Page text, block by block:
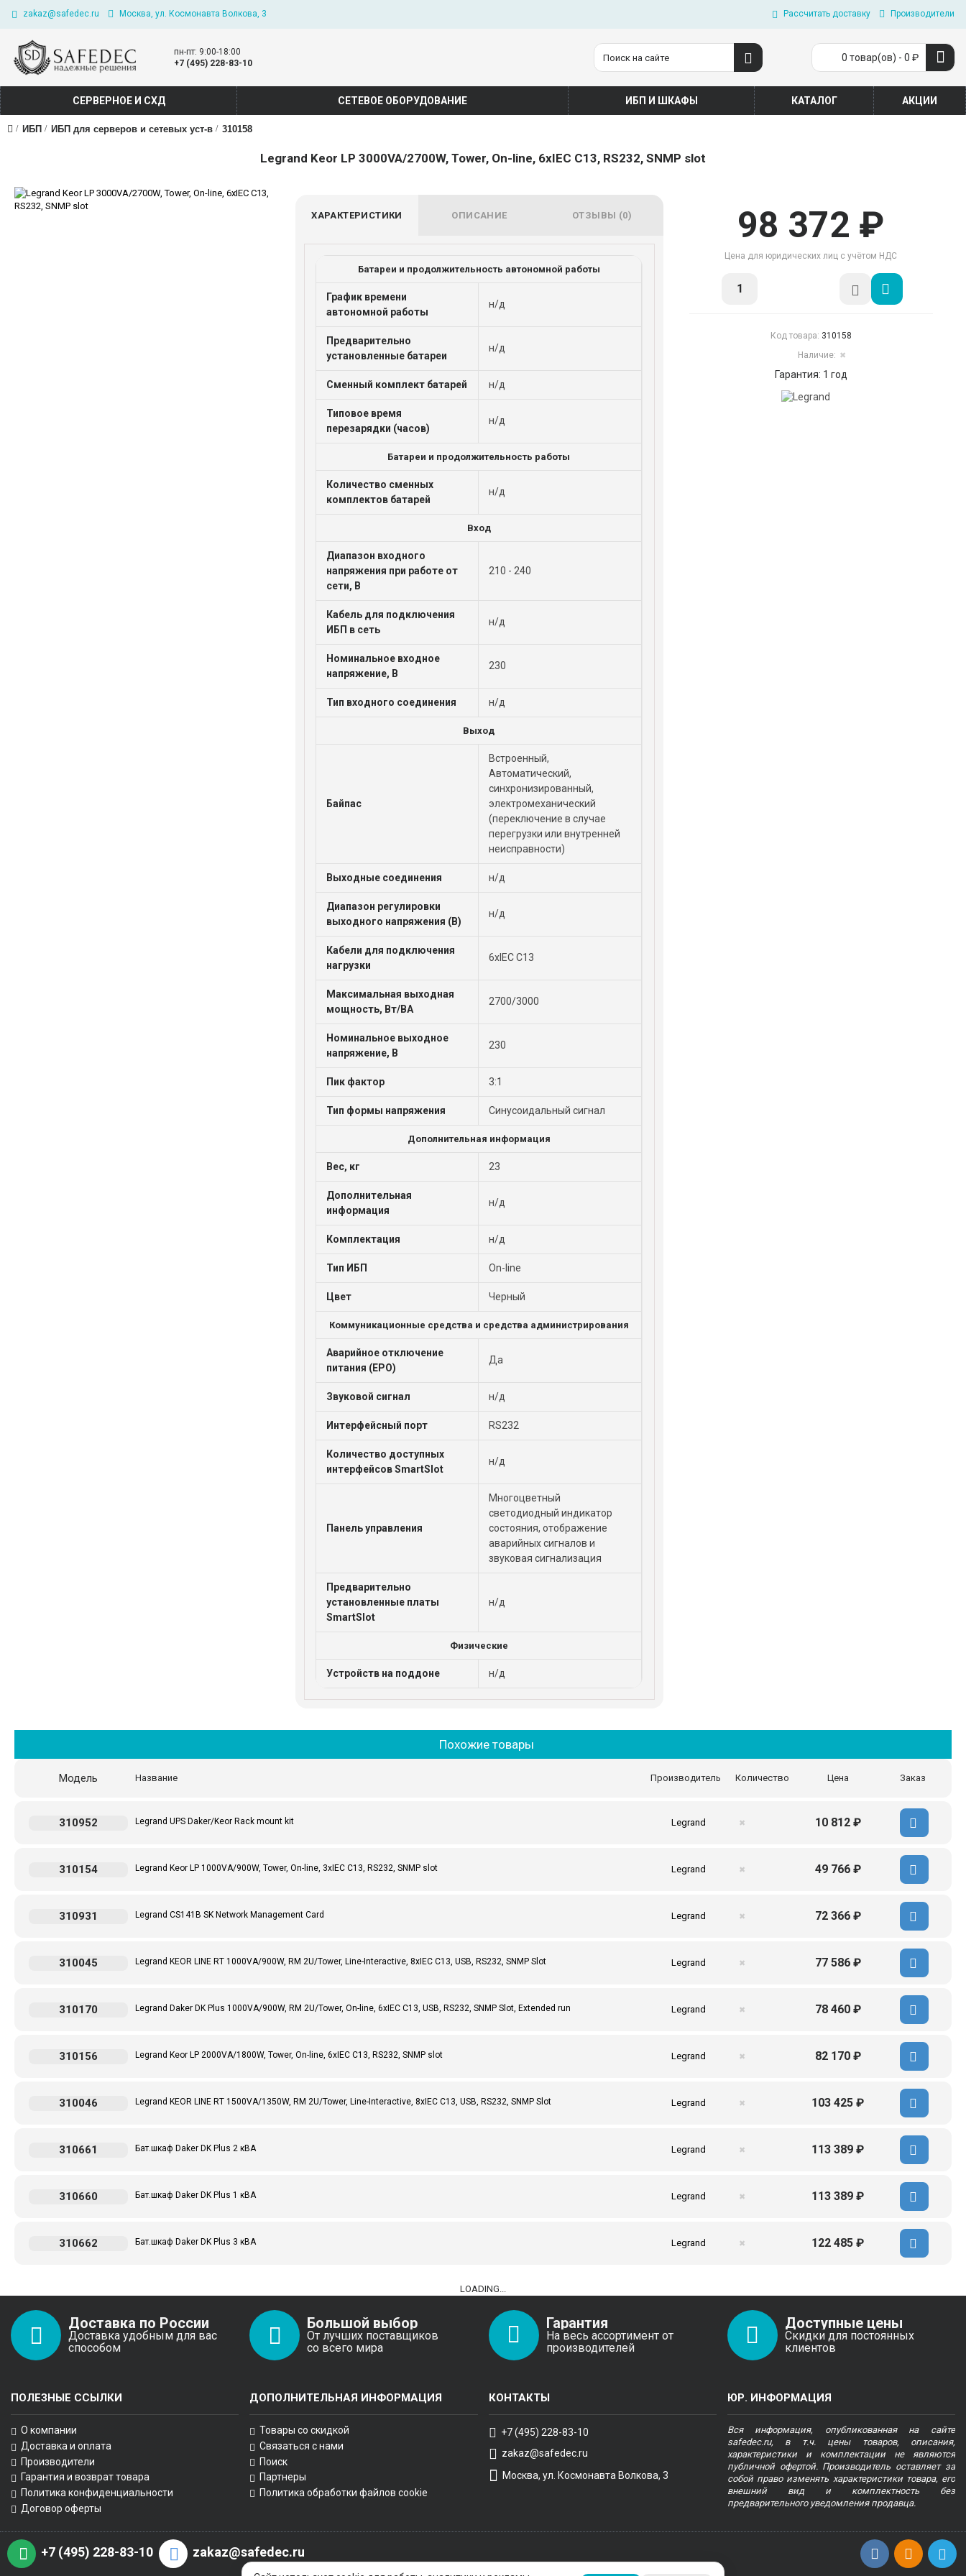
zakaz@safedec.ru Москва, ул. Космонавта Волкова, 3 Рассчитать доставку Производители
пн-пт: 9:00-18:00
+7 (495) 228-83-10
0 товар(ов) - 0 ₽
СЕРВЕРНОЕ И СХД СЕТЕВОЕ ОБОРУДОВАНИЕ ИБП И ШКАФЫ КАТАЛОГ АКЦИИ
ИБП ИБП для серверов и сетевых уст-в 310158
Legrand Keor LP 3000VA/2700W, Tower, On-line, 6xIEC C13, RS232, SNMP slot
ХАРАКТЕРИСТИКИ ОПИСАНИЕ ОТЗЫВЫ (0)
Батареи и продолжительность автономной работы
График времени
автономной работы
н/д
Предварительно
установленные батареи
н/д
Сменный комплект батарей н/д
Типовое время
перезарядки (часов)
н/д
Батареи и продолжительность работы
Количество сменных
комплектов батарей
н/д
Вход
Диапазон входного
напряжения при работе от
сети, В
210 - 240
Кабель для подключения
ИБП в сеть
н/д
Номинальное входное
напряжение, В
230
Тип входного соединения н/д
Выход
Байпас
Встроенный,
Автоматический,
синхронизированный,
электромеханический
(переключение в случае
перегрузки или внутренней
неисправности)
Выходные соединения н/д
Диапазон регулировки
выходного напряжения (В)
н/д
Кабели для подключения
нагрузки
6xIEC C13
Максимальная выходная
мощность, Вт/ВА
2700/3000
Номинальное выходное
напряжение, В
230
Пик фактор 3:1
Тип формы напряжения Синусоидальный сигнал
Дополнительная информация
Вес, кг 23
Дополнительная
информация
н/д
Комплектация н/д
Тип ИБП On-line
Цвет Черный
Коммуникационные средства и средства администрирования
Аварийное отключение
питания (EPO)
Да
Звуковой сигнал н/д
Интерфейсный порт RS232
Количество доступных
интерфейсов SmartSlot
н/д
Панель управления
Многоцветный
светодиодный индикатор
состояния, отображение
аварийных сигналов и
звуковая сигнализация
Предварительно
установленные платы
SmartSlot
н/д
Физические
Устройств на поддоне н/д
98 372 ₽
Цена для юридических лиц с учётом НДС
Код товара: 310158
Наличие: ✖
Гарантия: 1 год
Похожие товары
Название Производитель
Модель Количество Цена Заказ
Legrand UPS Daker/Keor Rack mount kit Legrand
310952 ✖ 10 812 ₽
Legrand Keor LP 1000VA/900W, Tower, On-line, 3xIEC C13, RS232, SNMP slot Legrand
310154 ✖ 49 766 ₽
Legrand CS141B SK Network Management Card Legrand
310931 ✖ 72 366 ₽
Legrand KEOR LINE RT 1000VA/900W, RM 2U/Tower, Line-Interactive, 8xIEC C13, USB, RS232, SNMP Slot Legrand
310045 ✖ 77 586 ₽
Legrand Daker DK Plus 1000VA/900W, RM 2U/Tower, On-line, 6xIEC C13, USB, RS232, SNMP Slot, Extended run Legrand
310170 ✖ 78 460 ₽
Legrand Keor LP 2000VA/1800W, Tower, On-line, 6xIEC C13, RS232, SNMP slot Legrand
310156 ✖ 82 170 ₽
Legrand KEOR LINE RT 1500VA/1350W, RM 2U/Tower, Line-Interactive, 8xIEC C13, USB, RS232, SNMP Slot Legrand
310046 ✖ 103 425 ₽
Бат.шкаф Daker DK Plus 2 кВА Legrand
310661 ✖ 113 389 ₽
Бат.шкаф Daker DK Plus 1 кВА Legrand
310660 ✖ 113 389 ₽
Бат.шкаф Daker DK Plus 3 кВА Legrand
310662 ✖ 122 485 ₽
LOADING...
Доставка по России
Доставка удобным для вас
способом
Большой выбор
От лучших поставщиков
со всего мира
Гарантия
На весь ассортимент от
производителей
Доступные цены
Скидки для постоянных
клиентов
ПОЛЕЗНЫЕ ССЫЛКИ
О компании
Доставка и оплата
Производители
Гарантия и возврат товара
Политика конфиденциальности
Договор оферты
ДОПОЛНИТЕЛЬНАЯ ИНФОРМАЦИЯ
Товары со скидкой
Связаться с нами
Поиск
Партнеры
Политика обработки файлов cookie
КОНТАКТЫ
+7 (495) 228-83-10
zakaz@safedec.ru
Москва, ул. Космонавта Волкова, 3
ЮР. ИНФОРМАЦИЯ
Вся информация, опубликованная на сайте
safedec.ru, в т.ч. цены товаров, описания,
характеристики и комплектации не являются
публичной офертой. Производитель оставляет за
собой право изменять характеристики товара, его
внешний вид и комплектность без
предварительного уведомления продавца.
+7 (495) 228-83-10 zakaz@safedec.ru